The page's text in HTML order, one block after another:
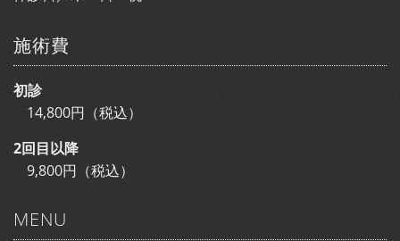
施術費
初診
14,800円（税込）
2回目以降
9,800円（税込）
MENU